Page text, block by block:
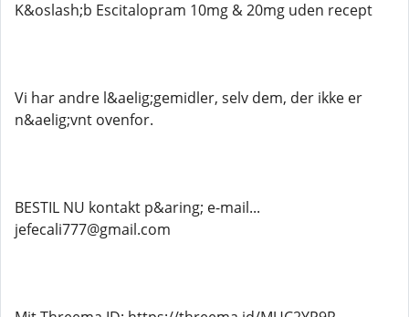
K&oslash;b Escitalopram 10mg & 20mg uden recept
Vi har andre l&aelig;gemidler, selv dem, der ikke er
n&aelig;vnt ovenfor.
BESTIL NU kontakt p&aring; e-mail...
jefecali777@gmail.com